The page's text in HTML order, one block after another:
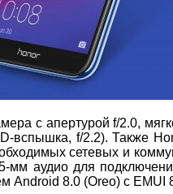
с апертурой f/2.0,
f/2.2). Также
сетевых и
мм аудио для
Android 8.0 (Oreo) с EMUI